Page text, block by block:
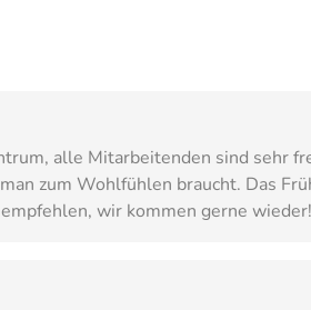
alle Mitarbeitenden sind sehr
zum Wohlfühlen braucht. Das
wir kommen gerne